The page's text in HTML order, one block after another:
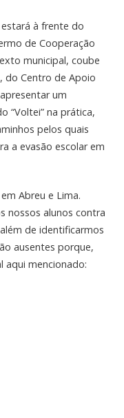
à frente do
de Cooperação
municipal, coube
do Centro de Apoio
um
“Voltei” na prática,
pelos quais
a evasão escolar em
Abreu e Lima.
nossos alunos contra
de identificarmos
ausentes porque,
aqui mencionado: